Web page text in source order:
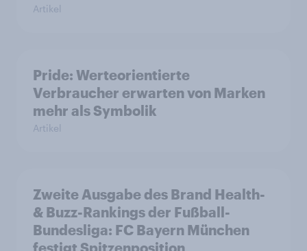
Artikel
Pride: Werteorientierte
Verbraucher erwarten von Marken
mehr als Symbolik
Artikel
Zweite Ausgabe des Brand Health-
& Buzz-Rankings der Fußball-
Bundesliga: FC Bayern München
festigt Spitzenposition